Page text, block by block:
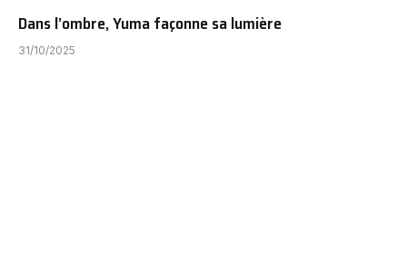
Dans l’ombre, Yuma façonne sa lumière
31/10/2025